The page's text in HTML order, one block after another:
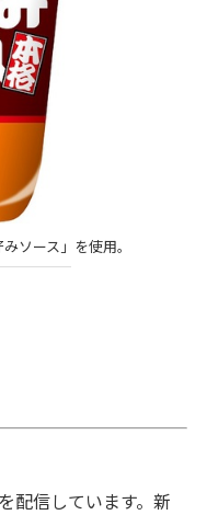
ソース」を使用。
配信しています。新